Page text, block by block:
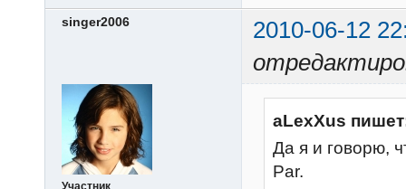
singer2006
2010-06-12
Участник
aLexXus
Да я и говорю,
Par.